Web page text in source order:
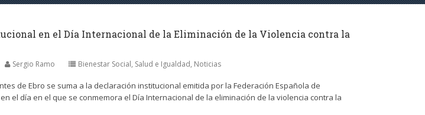
en el Día Internacional de la Eliminación de la Violencia contra la
Sergio Ramo Bienestar Social, Salud e Igualdad, Noticias
de Ebro se suma a la declaración institucional emitida por la Federación Española de
el día en el que se conmemora el Día Internacional de la eliminación de la violencia contra la